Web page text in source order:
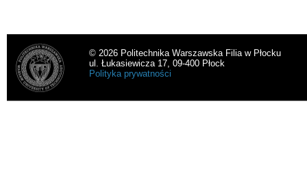
© 2026 Politechnika Warszawska Filia w Płocku
ul. Łukasiewicza 17, 09-400 Płock
Polityka prywatności